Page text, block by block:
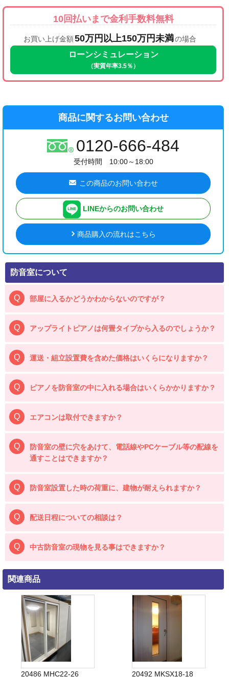
10回払いまで金利手数料無料
お買い上げ金額50万円以上150万円未満の場合
ローンシミュレーション
（実質年率3.5％）
商品に関するお問い合わせ
0120-666-484
受付時間 10:00～18:00
この商品のお問い合わせ
LINEからのお問い合わせ
商品購入の流れはこちら
防音室について
部屋に入るかどうかわからないのですが？
アップライトピアノは何畳タイプから入るのでしょうか？
運送・組立設置費を含めた価格はいくらになりますか？
ピアノを防音室の中に入れる場合はいくらかかりますか？
エアコンは取付できますか？
防音室の壁に穴をあけて、電話線やPCケーブル等の配線を
通すことはできますか？
防音室設置した時の荷重に、建物が耐えられますか？
配送日程についての相談は？
中古防音室の現物を見る事はできますか？
関連商品
20486 MHC22-26 20492 MKSX18-18